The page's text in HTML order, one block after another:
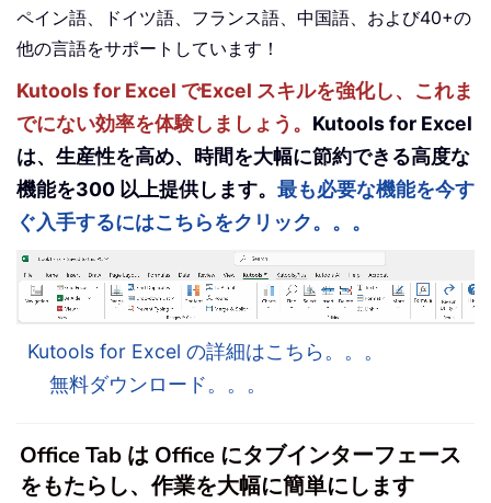
ペイン語、ドイツ語、フランス語、中国語、および40+の
他の言語をサポートしています！
Kutools for Excel でExcel スキルを強化し、これま
でにない効率を体験しましょう。 Kutools for Excel
は、生産性を高め、時間を大幅に節約できる高度な
機能を300 以上提供します。 最も必要な機能を今す
ぐ入手するにはこちらをクリック。。。
Kutools for Excel の詳細はこちら。。。
無料ダウンロード。。。
Office Tab は Office にタブインターフェース
をもたらし、作業を大幅に簡単にします